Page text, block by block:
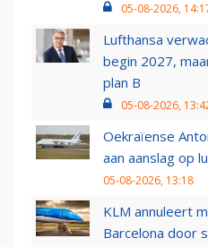
05-08-2026,
Lufthansa
begin 2027,
plan B
05-08-2026,
Oekraïense
aan aanslag op
05-08-2026, 13:18
KLM annuleert
Barcelona door